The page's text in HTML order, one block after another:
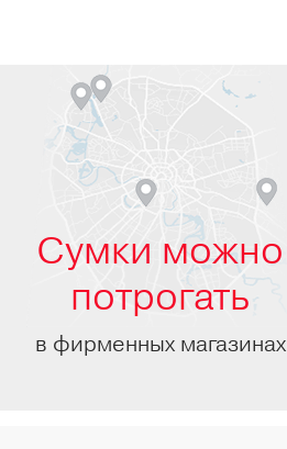
Сумки можно
потрогать
в фирменных магазинах